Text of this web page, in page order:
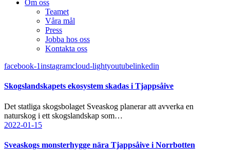
Om oss
Teamet
Våra mål​
Press
Jobba hos oss
Kontakta oss
facebook-1instagramcloud-lightyoutubelinkedin
Skogslandskapets ekosystem skadas i Tjappsåive
Det statliga skogsbolaget Sveaskog planerar att avverka en
naturskog i ett skogslandskap som…
2022-01-15
Sveaskogs monsterhygge nära Tjappsåive i Norrbotten